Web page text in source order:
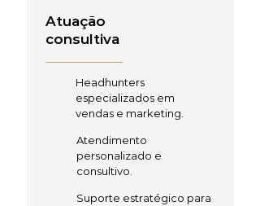
Atuação
consultiva
Headhunters
especializados em
vendas e marketing.
Atendimento
personalizado e
consultivo.
Suporte estratégico para